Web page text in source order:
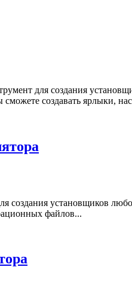
для создания
создавать ярлыки,
создания установщиков
файлов...